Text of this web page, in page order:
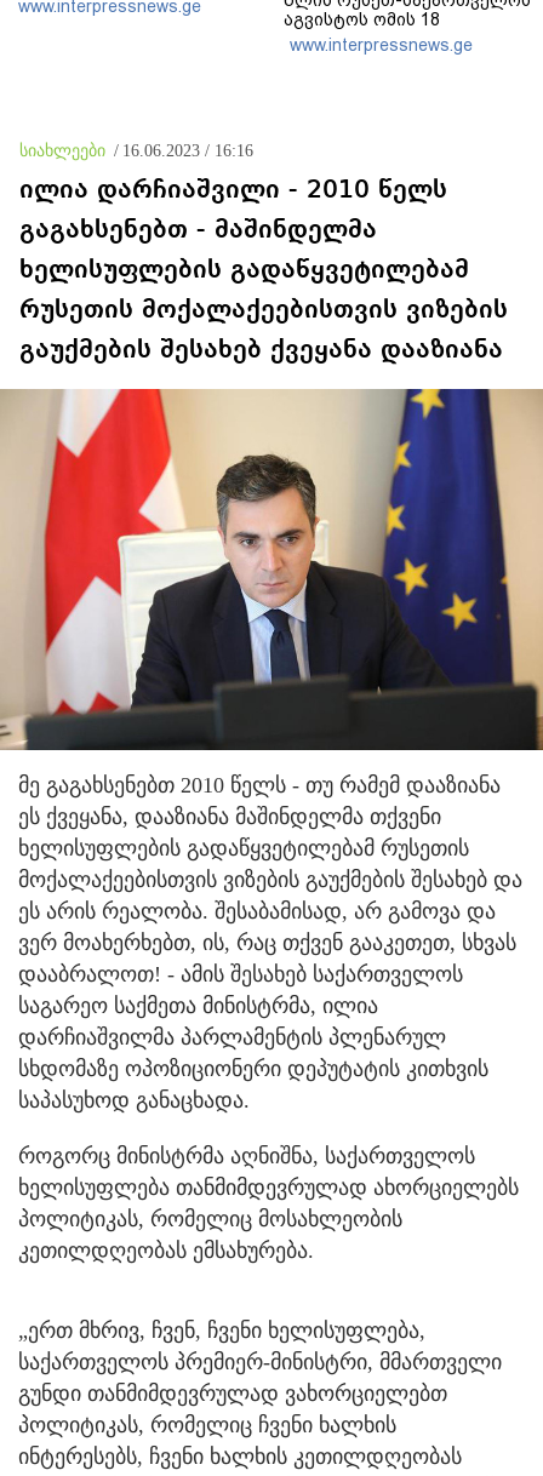
www.interpressnews.ge
აგვისტოს ომის 18
წლისთავთან
დაკავშირებით ერთობლივ
www.interpressnews.ge
სიახლეები / 16.06.2023 / 16:16
ილია დარჩიაშვილი - 2010 წელს
გაგახსენებთ - მაშინდელმა
ხელისუფლების გადაწყვეტილებამ
რუსეთის მოქალაქეებისთვის ვიზების
გაუქმების შესახებ ქვეყანა დააზიანა
მე გაგახსენებთ 2010 წელს - თუ რამემ დააზიანა
ეს ქვეყანა, დააზიანა მაშინდელმა თქვენი
ხელისუფლების გადაწყვეტილებამ რუსეთის
მოქალაქეებისთვის ვიზების გაუქმების შესახებ და
ეს არის რეალობა. შესაბამისად, არ გამოვა და
ვერ მოახერხებთ, ის, რაც თქვენ გააკეთეთ, სხვას
დააბრალოთ! - ამის შესახებ საქართველოს
საგარეო საქმეთა მინისტრმა, ილია
დარჩიაშვილმა პარლამენტის პლენარულ
სხდომაზე ოპოზიციონერი დეპუტატის კითხვის
საპასუხოდ განაცხადა.
როგორც მინისტრმა აღნიშნა, საქართველოს
ხელისუფლება თანმიმდევრულად ახორციელებს
პოლიტიკას, რომელიც მოსახლეობის
კეთილდღეობას ემსახურება.
„ერთ მხრივ, ჩვენ, ჩვენი ხელისუფლება,
საქართველოს პრემიერ-მინისტრი, მმართველი
გუნდი თანმიმდევრულად ვახორციელებთ
პოლიტიკას, რომელიც ჩვენი ხალხის
ინტერესებს, ჩვენი ხალხის კეთილდღეობას